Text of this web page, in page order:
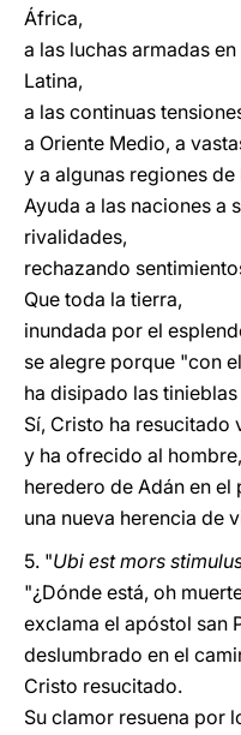
África,
a las luchas armadas
Latina,
a las continuas
a Oriente Medio, a
y a algunas regiones de
Ayuda a las naciones a
rivalidades,
rechazando
Que toda la tierra,
inundada por el
se alegre porque "con
ha disipado las
Sí, Cristo ha resucitado
y ha ofrecido al hombre,
heredero de Adán en el
una nueva herencia de
5. "Ubi est mors
"¿Dónde está, oh
exclama el apóstol san
deslumbrado en el
Cristo resucitado.
Su clamor resuena por